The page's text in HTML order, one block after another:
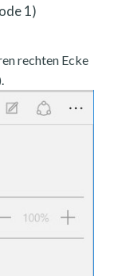
1)
rechten Ecke